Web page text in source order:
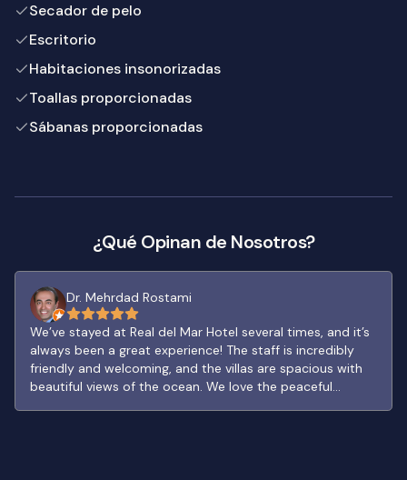
Secador de pelo
Escritorio
Habitaciones insonorizadas
Toallas proporcionadas
Sábanas proporcionadas
¿Qué Opinan de Nosotros?
Dr. Mehrdad Rostami
We’ve stayed at Real del Mar Hotel several times, and it’s
always been a great experience! The staff is incredibly
friendly and welcoming, and the villas are spacious with
beautiful views of the ocean. We love the peaceful